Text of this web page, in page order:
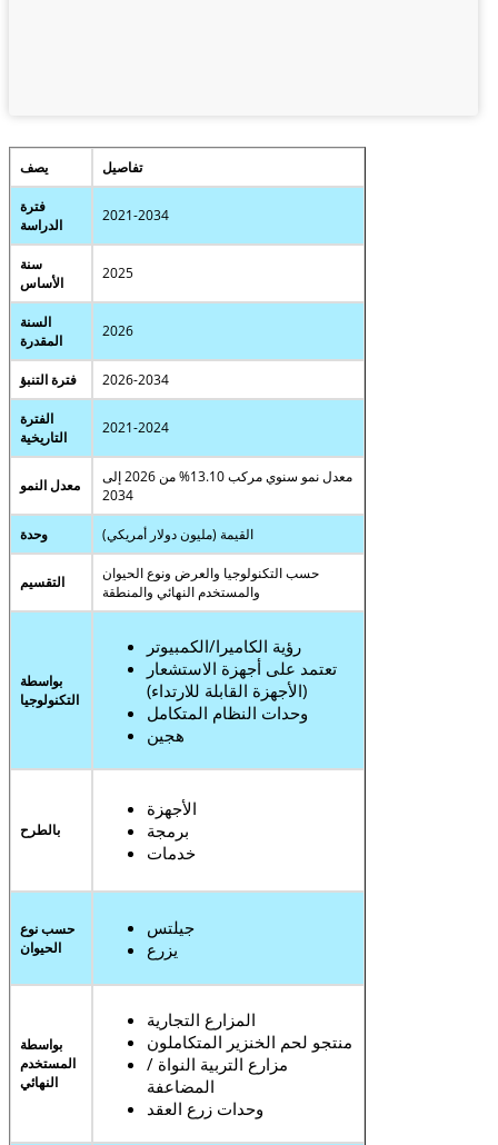
يصف تفاصيل
فترة
الدراسة
2021-2034
سنة
الأساس
2025
السنة
المقدرة
2026
فترة التنبؤ 2026-2034
الفترة
التاريخية
2021-2024
معدل النمو
معدل نمو سنوي مركب 13.10% من 2026 إلى
2034
وحدة القيمة (مليون دولار أمريكي)
التقسيم
حسب التكنولوجيا والعرض ونوع الحيوان
والمستخدم النهائي والمنطقة
بواسطة
التكنولوجيا
رؤية الكاميرا/الكمبيوتر
تعتمد على أجهزة الاستشعار
(الأجهزة القابلة للارتداء)
وحدات النظام المتكامل
هجين
بالطرح
الأجهزة
برمجة
خدمات
حسب نوع
الحيوان
جيلتس
يزرع
بواسطة
المستخدم
النهائي
المزارع التجارية
منتجو لحم الخنزير المتكاملون
مزارع التربية النواة /
المضاعفة
وحدات زرع العقد